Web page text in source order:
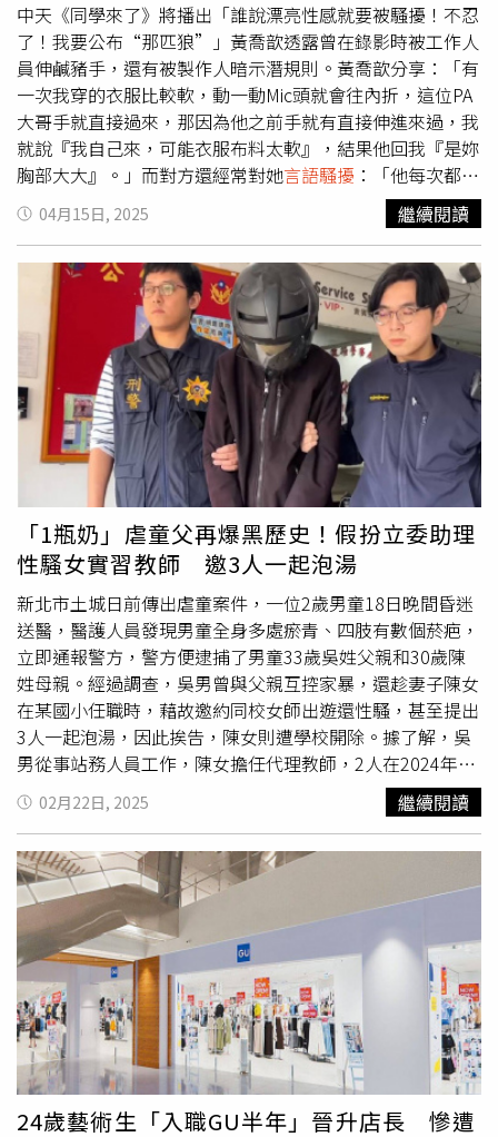
中天《同學來了》將播出「誰說漂亮性感就要被騷擾！不忍
了！我要公布“那匹狼”」黃喬歆透露曾在錄影時被工作人
員伸鹹豬手，還有被製作人暗示潛規則。黃喬歆分享：「有
一次我穿的衣服比較軟，動一動Mic頭就會往內折，這位PA
大哥手就直接過來，那因為他之前手就有直接伸進來過，我
就說『我自己來，可能衣服布料太軟』，結果他回我『是妳
胸部大大』。」而對方還經常對她言語騷擾 ：「他每次都會
過來碰，有時候還會說『妳胸部真的很大，當妳男友一定很
幸福』，但因為是工作場合，我也不太敢跟他翻臉。」玉婷
被演藝圈已婚前輩邀約看夜景。（圖／中天提供)除此之
外，黃喬歆還曾被節目製作人「暗示」過：「他突然打給我
說『演藝圈只要有關係，就會順利很多』，我說什麼意思？
他說『我蠻想照顧妳的，妳當我女友，我節目主持人的位置
就把妳塞進去』，我跟他打哈哈說『你前女友我認識，這樣
很尷尬』，他還回我『這有什麼關係』。」玉婷則說自己差
點成為受害者：「我曾經遇過一位前輩，我們在節目上也常
常遇到，上節目時他對我很好，譬如會Cue我講話，通告結
束後也會說有什麼需要幫忙的可以告訴他，我就覺得遇到他
很幸運，也覺得他可能是我的貴人。」而兩人私下也會透過
通訊軟體互動：「聊沒幾次後，他就突然約我，說要帶我去
山上兜風看夜景，我就覺得很奇怪，但又怕拒絕被封殺，我
突然想到一招說『你不是有老婆嗎？這樣你老婆會吃醋
耶』，他就沒回我了，後來他被爆出MeToo，我就想好險我
沒去，不然我可能就變成受害者了。」
04月15日, 2025 繼續閱讀
「1瓶奶」虐童父再爆黑歷史！假扮立委助理
性騷女實習教師 邀3人一起泡湯
新北市土城日前傳出虐童案件，一位2歲男童18日晚間昏迷
送醫，醫護人員發現男童全身多處瘀青、四肢有數個菸疤，
立即通報警方，警方便逮捕了男童33歲吳姓父親和30歲陳
姓母親。經過調查，吳男曾與父親互控家暴，還趁妻子陳女
在某國小任職時，藉故邀約同校女師出遊還性騷，甚至提出
3人一起泡湯，因此挨告，陳女則遭學校開除。據了解，吳
男從事站務人員工作，陳女擔任代理教師，2人在2024年結
婚，共同扶養2歲男童，工作忙時會將孩子委託給住在新莊
的外公照顧，由外公、外曾祖母、舅公和舅公兒子共同照
料。然而，如果外公沒空，這對夫妻就將孩子獨留在租賃的
套房內，僅泡一瓶牛奶讓男童撐過一天。本月18日晚間，男
童被放在家中約12小時，這對夫妻回家時才發現孩子失去意
識倒地，緊急送醫後，醫護人員發現男童身上多處瘀傷，四
肢還有數個菸疤，目前昏迷指數5，轉往加護病房觀察治
療。而涉嫌施暴的父母被逮後，20日經新北地檢署複訊，依
妨害幼童發育、重傷害、違反兒少法、違反家暴法等多項罪
起訴，聲押獲准。根據《ETtoday新聞雲》報導，吳男在
2021年曾與其父親爆發肢體衝突，吳父當下就報警處理，
但吳男不僅辱罵處理警員「X你娘XX」，還狂踹警員腹部，
遭警方依妨害公務移送，而吳男與吳父還互提出家暴告訴。
02月22日, 2025 繼續閱讀
24歲藝術生「入職GU半年」晉升店長 慘遭